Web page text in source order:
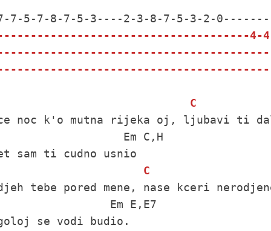
4-
C
noc k'o mutna rijeka oj, ljubavi ti
Em C,H
C
tebe pored mene, nase kceri
Em E,E7